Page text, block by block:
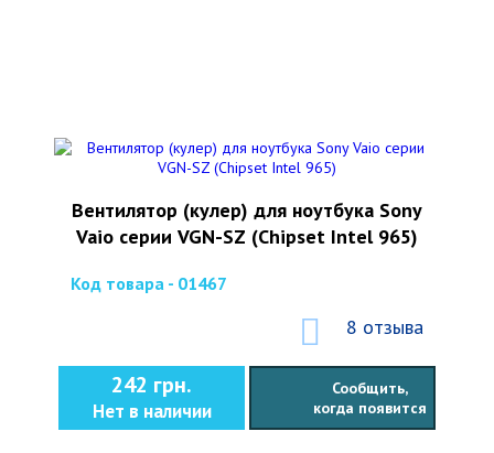
Вентилятор (кулер) для ноутбука Sony
Vaio серии VGN-SZ (Chipset Intel 965)
Код товара - 01467
8 отзыва
242 грн.
Нет в наличии
Сообщить,
когда появится